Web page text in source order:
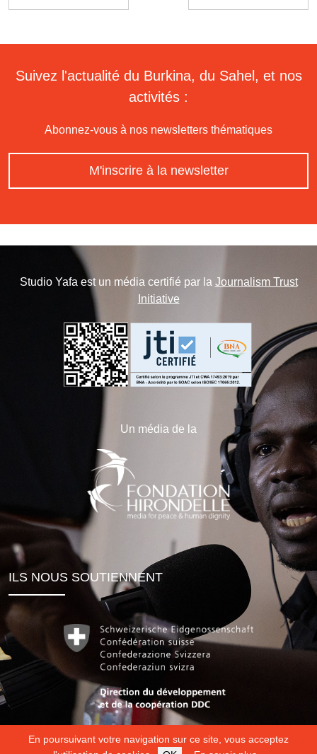
En poursuivant votre navigation sur ce site, vous acceptez
Suivez l'actualité du Burkina, du Sahel, et nos
activités :
Abonnez-vous à nos newsletters thématiques
M'inscrire à la newsletter
Studio Yafa est un média certifié par la Journalism Trust
Initiative
Un média de la
ILS NOUS SOUTIENNENT